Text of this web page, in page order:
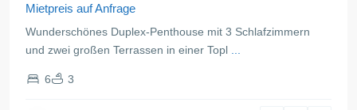
Mietpreis auf Anfrage
Wunderschönes Duplex-Penthouse mit 3 Schlafzimmern
und zwei großen Terrassen in einer Topl
6 3
Copacabana